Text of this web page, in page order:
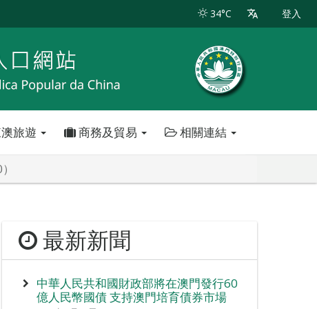
34°C 登入
旅遊 商務及貿易 相關連結
最新新聞
中華人民共和國財政部將在澳門發行60
億人民幣國債 支持澳門培育債券市場